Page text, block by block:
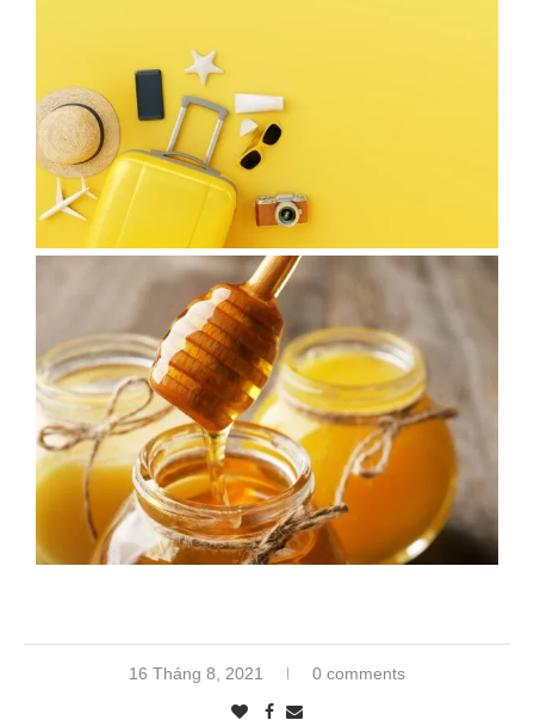
16 Tháng 8, 2021 0 comments